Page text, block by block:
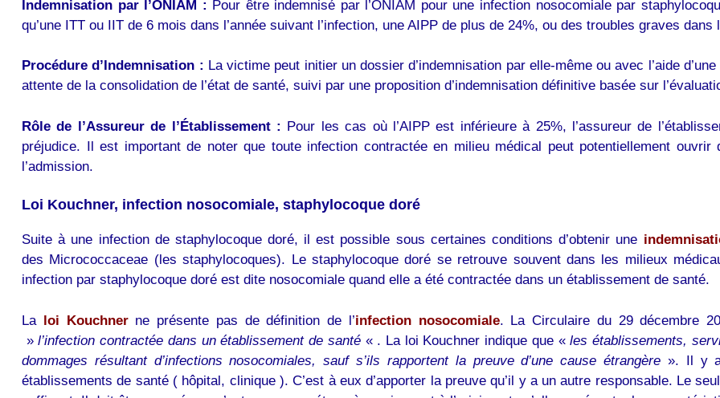
Indemnisation par l’ONIAM : Pour être indemnisé par l’ONIAM pour une infection nosocomiale par
qu’une ITT ou IIT de 6 mois dans l’année suivant l’infection, une AIPP de plus de 24%, ou des troubles graves dans
Procédure d’Indemnisation : La victime peut initier un dossier d’indemnisation par elle-même ou avec l’aide
attente de la consolidation de l’état de santé, suivi par une proposition d’indemnisation définitive basée sur
Rôle de l’Assureur de l’Établissement : Pour les cas où l’AIPP est inférieure à 25%, l’assureur de
préjudice. Il est important de noter que toute infection contractée en milieu médical peut potentiellement
l’admission.
Loi Kouchner, infection nosocomiale, staphylocoque doré
Suite à une infection de staphylocoque doré, il est possible sous certaines conditions d’obtenir une
des Micrococcaceae (les staphylocoques). Le staphylocoque doré se retrouve souvent dans les milieux
infection par staphylocoque doré est dite nosocomiale quand elle a été contractée dans un établissement de santé.
La loi Kouchnerne présente pas de définition de l’infection nosocomiale. La Circulaire du 29 décembre
»l’infection contractée dans un établissement de santé« . La loi Kouchner indique que «les établissements,
dommages résultant d’infections nosocomiales, sauf s’ils rapportent la preuve d’une cause étrangère ». Il y a
établissements de santé ( hôpital, clinique ). C’est à eux d’apporter la preuve qu’il y a un autre responsable. Le